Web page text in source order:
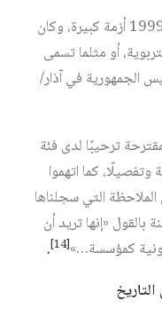
يُذكر أن المدرسة الجزائرية عاشت عام 1999 أزمة كبيرة، وكان
أو مثلما تسمى
الجمهورية في آذار/
ترحيبًا لدى فئة
كما اتهموا
التي سجلناها
«إنها تريد أن
كمؤسسة…»‏[14]
.